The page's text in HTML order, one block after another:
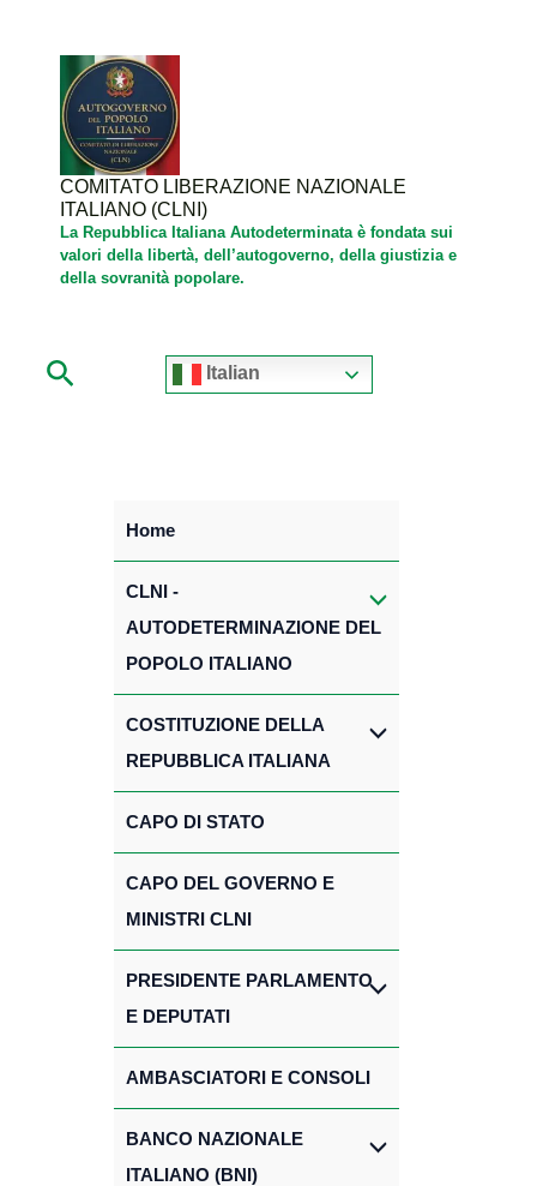
contenuto
COMITATO LIBERAZIONE NAZIONALE
ITALIANO (CLNI)
La Repubblica Italiana Autodeterminata è fondata sui
valori della libertà, dell’autogoverno, della giustizia e
della sovranità popolare.
Cerca Italian
Home
CLNI -
AUTODETERMINAZIONE DEL
POPOLO ITALIANO
COSTITUZIONE DELLA
REPUBBLICA ITALIANA
CAPO DI STATO
CAPO DEL GOVERNO E
MINISTRI CLNI
PRESIDENTE PARLAMENTO
E DEPUTATI
AMBASCIATORI E CONSOLI
BANCO NAZIONALE
ITALIANO (BNI)